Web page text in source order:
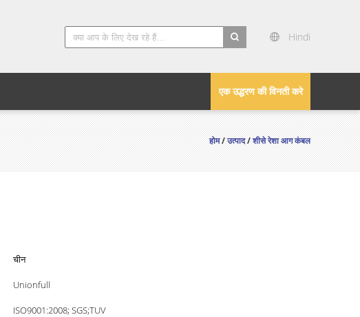
Hindi
एक उद्धरण की विनती करे
होम/उत्पाद/शीसे रेशा आग कंबल
चीन
Unionfull
ISO9001:2008; SGS;TUV